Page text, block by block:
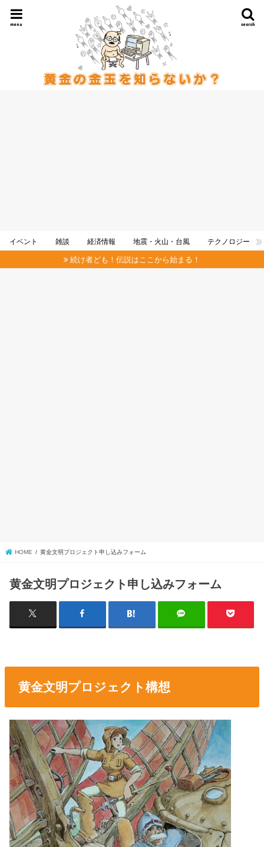
search
menu
イベント 雑談 経済情報 地震・火山・台風 テクノロジー
続け者ども！伝説はここから始まる！
HOME 黄金文明プロジェクト申し込みフォーム
黄金文明プロジェクト申し込みフォーム
黄金文明プロジェクト構想